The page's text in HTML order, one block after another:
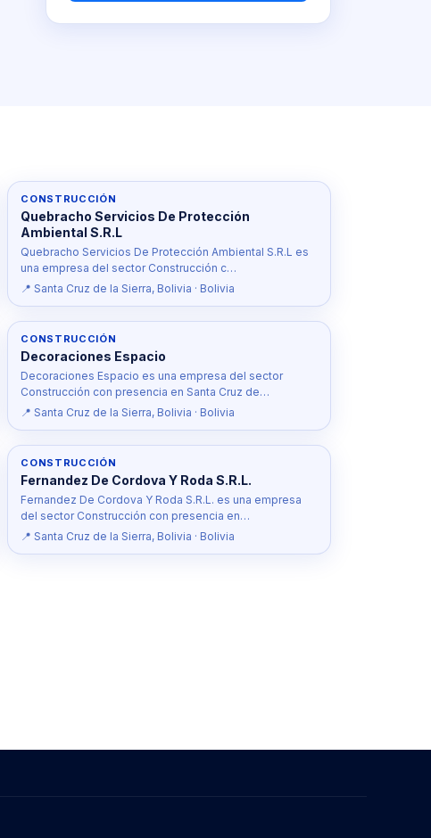
CONSTRUCCIÓN
Quebracho Servicios De Protección
Ambiental S.R.L
Quebracho Servicios De Protección Ambiental S.R.L es
una empresa del sector Construcción c…
📍 Santa Cruz de la Sierra, Bolivia · Bolivia
CONSTRUCCIÓN
Decoraciones Espacio
Decoraciones Espacio es una empresa del sector
Construcción con presencia en Santa Cruz de…
📍 Santa Cruz de la Sierra, Bolivia · Bolivia
CONSTRUCCIÓN
Fernandez De Cordova Y Roda S.R.L.
Fernandez De Cordova Y Roda S.R.L. es una empresa
del sector Construcción con presencia en…
📍 Santa Cruz de la Sierra, Bolivia · Bolivia